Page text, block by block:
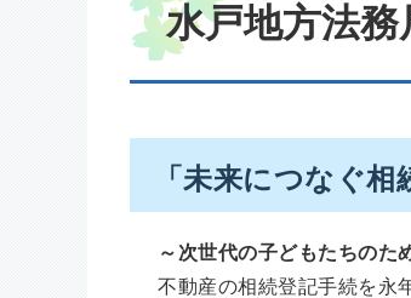
水戸地方法
「未来につなぐ相
～次世代の子どもたちのた
不動産の相続登記手続を永